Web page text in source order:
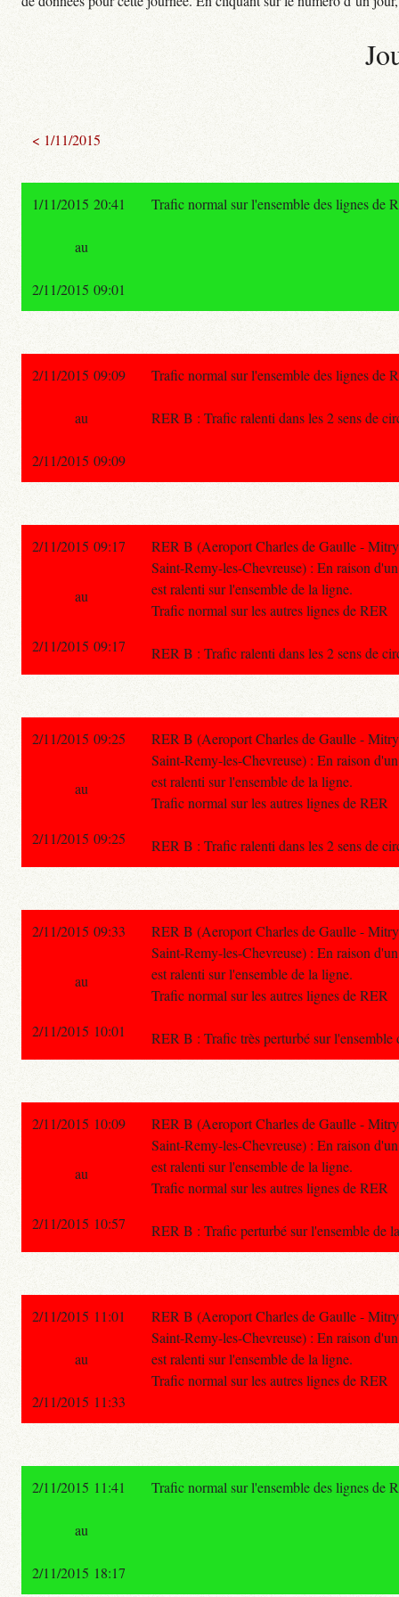
< 1/11/2015
1/11/2015 20:41 Trafic normal sur l'ensemble des lignes de
au
2/11/2015 09:01
2/11/2015 09:09 Trafic normal sur l'ensemble des lignes de
RER B : Trafic ralenti dans les 2 sens de
au
2/11/2015 09:09
2/11/2015 09:17
RER B (Aeroport Charles de Gaulle -
Saint-Remy-les-Chevreuse) : En raison
est ralenti sur l'ensemble de la ligne.
Trafic normal sur les autres lignes de RER
RER B : Trafic ralenti dans les 2 sens de
au
2/11/2015 09:17
2/11/2015 09:25
RER B (Aeroport Charles de Gaulle -
Saint-Remy-les-Chevreuse) : En raison
est ralenti sur l'ensemble de la ligne.
Trafic normal sur les autres lignes de RER
RER B : Trafic ralenti dans les 2 sens de
au
2/11/2015 09:25
2/11/2015 09:33
RER B (Aeroport Charles de Gaulle -
Saint-Remy-les-Chevreuse) : En raison
est ralenti sur l'ensemble de la ligne.
Trafic normal sur les autres lignes de RER
RER B : Trafic très perturbé sur
au
2/11/2015 10:01
2/11/2015 10:09
RER B (Aeroport Charles de Gaulle -
Saint-Remy-les-Chevreuse) : En raison
est ralenti sur l'ensemble de la ligne.
Trafic normal sur les autres lignes de RER
RER B : Trafic perturbé sur l'ensemble de
au
2/11/2015 10:57
2/11/2015 11:01
RER B (Aeroport Charles de Gaulle -
Saint-Remy-les-Chevreuse) : En raison
est ralenti sur l'ensemble de la ligne.
Trafic normal sur les autres lignes de RER
au
2/11/2015 11:33
2/11/2015 11:41 Trafic normal sur l'ensemble des lignes de
au
2/11/2015 18:17